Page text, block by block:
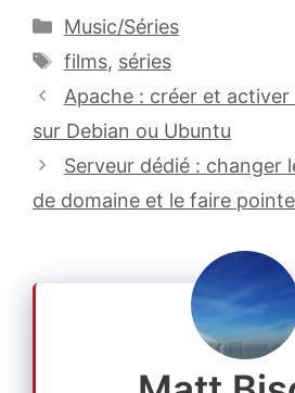
Catégories
Music/Séries
Étiquettes
films, séries
Apache : créer et
sur Debian ou Ubuntu
Serveur dédié : changer
de domaine et le faire